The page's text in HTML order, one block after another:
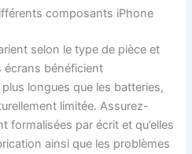
composants iPhone
selon le type de pièce et
écrans bénéficient
longues que les batteries,
limitée. Assurez-
formalisées par écrit et qu’elles
ainsi que les problèmes